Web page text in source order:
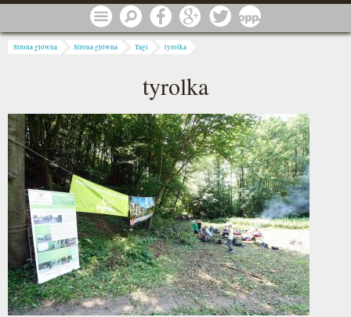
Przejdź do treści Menu Szukaj Facebook Google Twitter
Jesteś tutaj
Strona główna Strona główna Tagi tyrolka
tyrolka